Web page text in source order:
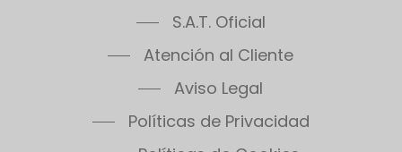
S.A.T. Oficial
Atención al Cliente
Aviso Legal
Políticas de Privacidad